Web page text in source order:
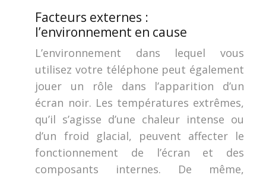
Facteurs externes :
l’environnement en cause
L’environnement dans lequel vous
utilisez votre téléphone peut également
jouer un rôle dans l’apparition d’un
écran noir. Les températures extrêmes,
qu’il s’agisse d’une chaleur intense ou
d’un froid glacial, peuvent affecter le
fonctionnement de l’écran et des
composants internes. De même,